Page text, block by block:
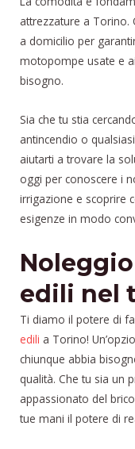
attrezzature a Torino.
a domicilio per
motopompe usate e
bisogno.
Sia che tu stia
antincendio o
aiutarti a trovare la
oggi per conoscere i
irrigazione e scoprire
esigenze in modo
edili nel
Ti diamo il potere di
edili a Torino!
chiunque abbia
qualità. Che tu sia un
appassionato del
tue mani il potere di